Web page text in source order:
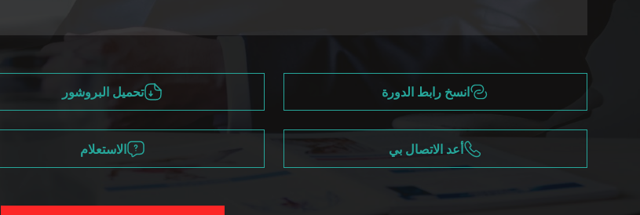
انسخ رابط الدورة تحميل البروشور
أعد الاتصال بي الاستعلام